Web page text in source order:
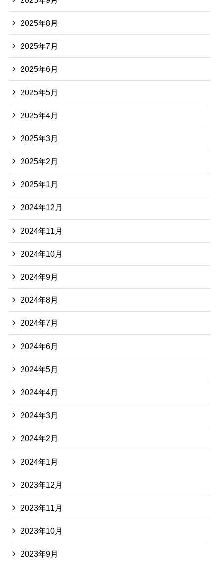
2025年8月
2025年7月
2025年6月
2025年5月
2025年4月
2025年3月
2025年2月
2025年1月
2024年12月
2024年11月
2024年10月
2024年9月
2024年8月
2024年7月
2024年6月
2024年5月
2024年4月
2024年3月
2024年2月
2024年1月
2023年12月
2023年11月
2023年10月
2023年9月